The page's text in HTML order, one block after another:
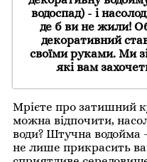
водоспад) - і
де б ви не жили!
декоративний
своїми руками. Ми
які вам
Мрієте про затишний
можна відпочити,
води? Штучна водойма
не лише прикрасить